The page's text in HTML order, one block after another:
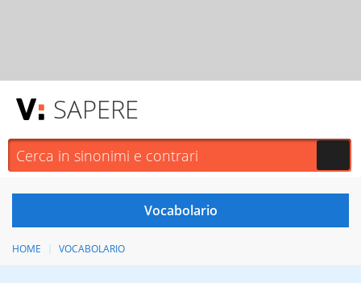
SAPERE
HOME VOCABOLARIO